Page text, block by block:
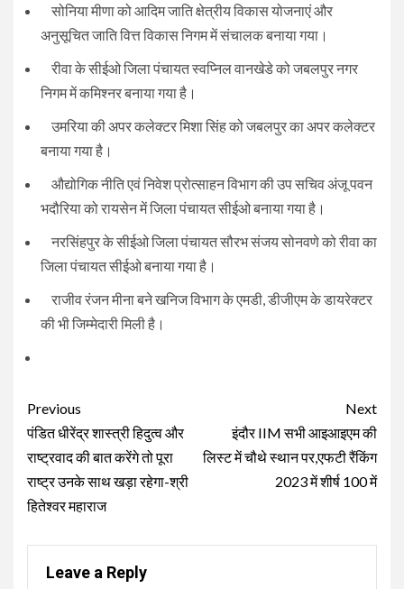
सोनिया मीणा को आदिम जाति क्षेत्रीय विकास योजनाएं और
अनुसूचित जाति वित्त विकास निगम में संचालक बनाया गया।
रीवा के सीईओ जिला पंचायत स्वप्निल वानखेडे को जबलपुर नगर
निगम में कमिश्नर बनाया गया है।
उमरिया की अपर कलेक्टर मिशा सिंह को जबलपुर का अपर कलेक्टर
बनाया गया है।
औद्योगिक नीति एवं निवेश प्रोत्साहन विभाग की उप सचिव अंजू पवन
भदौरिया को रायसेन में जिला पंचायत सीईओ बनाया गया है।
नरसिंहपुर के सीईओ जिला पंचायत सौरभ संजय सोनवणे को रीवा का
जिला पंचायत सीईओ बनाया गया है।
राजीव रंजन मीना बने खनिज विभाग के एमडी, डीजीएम के डायरेक्टर
की भी जिम्मेदारी मिली है।
Continue
Reading
Previous
पंडित धीरेंद्र शास्त्री हिदुत्व और
राष्ट्रवाद की बात करेंगे तो पूरा
राष्ट्र उनके साथ खड़ा रहेगा-श्री
हितेश्वर महाराज
Next
इंदौर IIM सभी आइआइएम की
लिस्ट में चौथे स्थान पर,एफटी रैंकिंग
2023 में शीर्ष 100 में
Leave a Reply